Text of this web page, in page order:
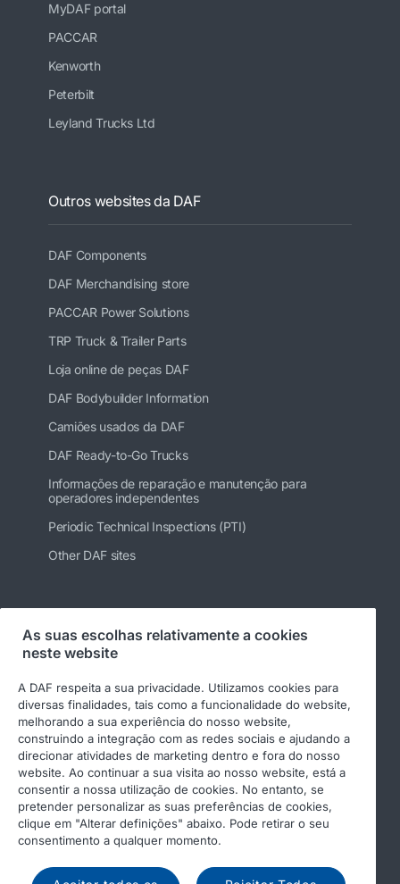
MyDAF portal
PACCAR
Kenworth
Peterbilt
Leyland Trucks Ltd
Outros websites da DAF
DAF Components
DAF Merchandising store
PACCAR Power Solutions
TRP Truck & Trailer Parts
Loja online de peças DAF
DAF Bodybuilder Information
Camiões usados da DAF
DAF Ready-to-Go Trucks
Informações de reparação e manutenção para
operadores independentes
Periodic Technical Inspections (PTI)
Other DAF sites
Siga-nos
© 2026 DAF
Aviso legal
Declaração de privacidade
DAF e cookies
As suas escolhas relativamente a cookies
neste website
A DAF respeita a sua privacidade. Utilizamos cookies para
diversas finalidades, tais como a funcionalidade do website,
melhorando a sua experiência do nosso website,
construindo a integração com as redes sociais e ajudando a
direcionar atividades de marketing dentro e fora do nosso
website. Ao continuar a sua visita ao nosso website, está a
consentir a nossa utilização de cookies. No entanto, se
pretender personalizar as suas preferências de cookies,
clique em "Alterar definições" abaixo. Pode retirar o seu
consentimento a qualquer momento.